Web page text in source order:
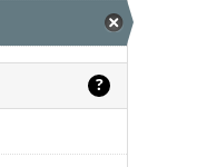
?